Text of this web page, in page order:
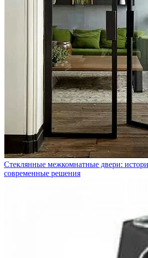
Стеклянные межкомнатные двери:
современные решения